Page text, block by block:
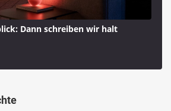
Dann schreiben wir halt